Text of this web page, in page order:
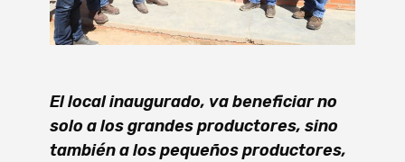
El local inaugurado, va beneficiar no
solo a los grandes productores, sino
también a los pequeños productores,